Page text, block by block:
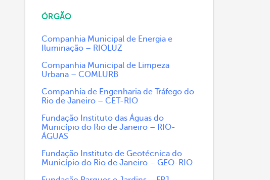
ÓRGÃO
Companhia Municipal de Energia e
Iluminação – RIOLUZ
Companhia Municipal de Limpeza
Urbana – COMLURB
Companhia de Engenharia de Tráfego do
Rio de Janeiro – CET-RIO
Fundação Instituto das Águas do
Município do Rio de Janeiro – RIO-
ÁGUAS
Fundação Instituto de Geotécnica do
Município do Rio de Janeiro – GEO-RIO